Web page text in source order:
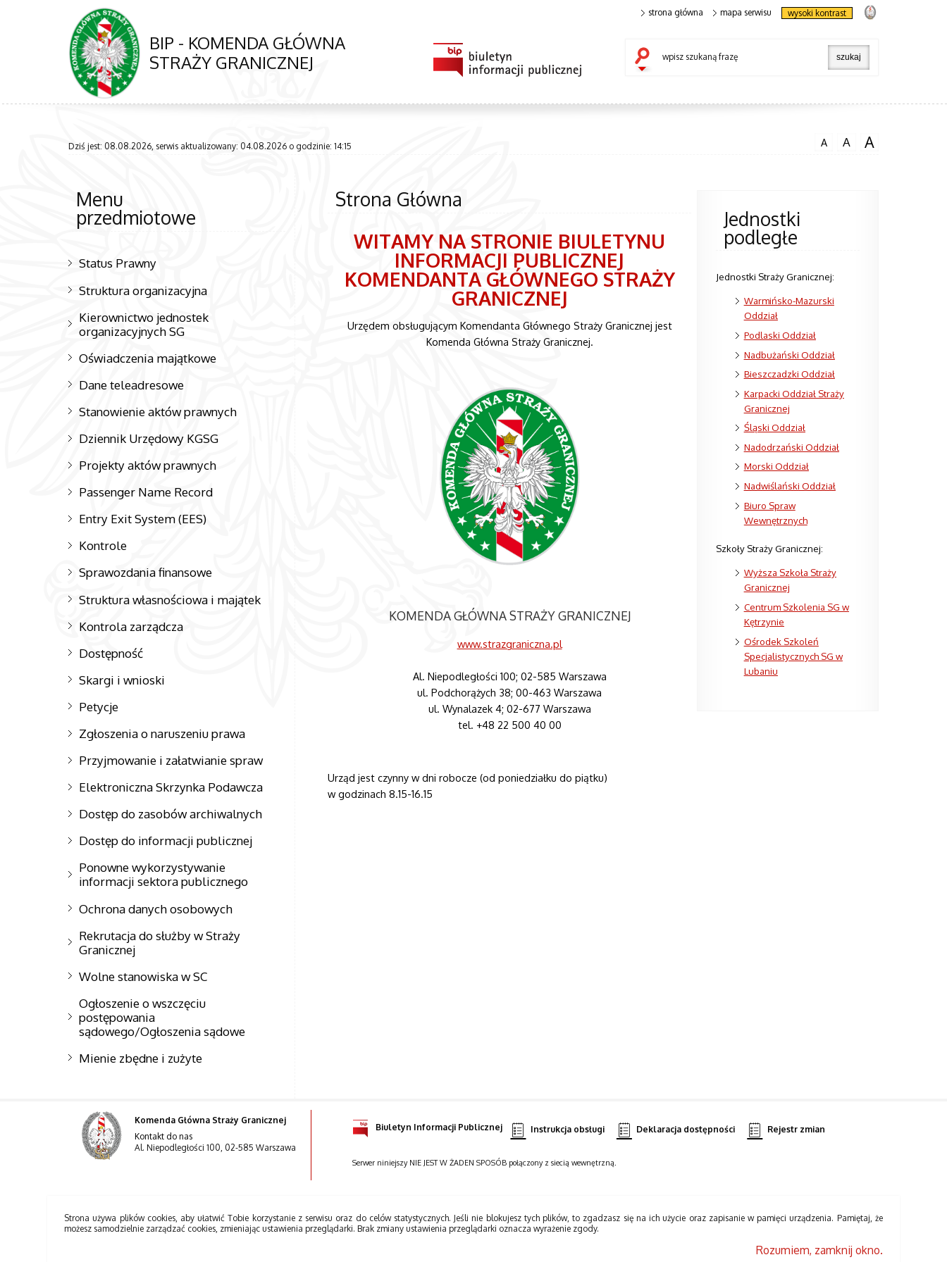
BIP - KOMENDA GŁÓWNA
STRAŻY GRANICZNEJ
strona główna mapa serwisu wysoki kontrast
wpisz szukaną frazę
Dziś jest: 08.08.2026, serwis aktualizowany: 04.08.2026 o godzinie: 14:15 A A A
Menu
przedmiotowe
Status Prawny
Struktura organizacyjna
Kierownictwo jednostek
organizacyjnych SG
Oświadczenia majątkowe
Dane teleadresowe
Stanowienie aktów prawnych
Dziennik Urzędowy KGSG
Projekty aktów prawnych
Passenger Name Record
Entry Exit System (EES)
Kontrole
Sprawozdania finansowe
Struktura własnościowa i majątek
Kontrola zarządcza
Dostępność
Skargi i wnioski
Petycje
Zgłoszenia o naruszeniu prawa
Przyjmowanie i załatwianie spraw
Elektroniczna Skrzynka Podawcza
Dostęp do zasobów archiwalnych
Dostęp do informacji publicznej
Ponowne wykorzystywanie
informacji sektora publicznego
Ochrona danych osobowych
Rekrutacja do służby w Straży
Granicznej
Wolne stanowiska w SC
Ogłoszenie o wszczęciu
postępowania
sądowego/Ogłoszenia sądowe
Mienie zbędne i zużyte
Strona Główna
WITAMY NA STRONIE BIULETYNU
INFORMACJI PUBLICZNEJ
KOMENDANTA GŁÓWNEGO STRAŻY
GRANICZNEJ
Urzędem obsługującym Komendanta Głównego Straży Granicznej jest
Komenda Główna Straży Granicznej.
KOMENDA GŁÓWNA STRAŻY GRANICZNEJ
www.strazgraniczna.pl
Al. Niepodległości 100; 02-585 Warszawa
ul. Podchorążych 38; 00-463 Warszawa
ul. Wynalazek 4; 02-677 Warszawa
tel. +48 22 500 40 00
Urząd jest czynny w dni robocze (od poniedziałku do piątku)
w godzinach 8.15-16.15
Jednostki
podległe
Jednostki Straży Granicznej:
Warmińsko-Mazurski
Oddział
Podlaski Oddział
Nadbużański Oddział
Bieszczadzki Oddział
Karpacki Oddział Straży
Granicznej
Śląski Oddział
Nadodrzański Oddział
Morski Oddział
Nadwiślański Oddział
Biuro Spraw
Wewnętrznych
Szkoły Straży Granicznej:
Wyższa Szkoła Straży
Granicznej
Centrum Szkolenia SG w
Kętrzynie
Ośrodek Szkoleń
Specjalistycznych SG w
Lubaniu
Komenda Główna Straży Granicznej
Kontakt do nas
Al. Niepodległości 100, 02-585 Warszawa
Biuletyn Informacji Publicznej Instrukcja obsługi Deklaracja dostępności Rejestr zmian
Serwer niniejszy NIE JEST W ŻADEN SPOSÓB połączony z siecią wewnętrzną.
Strona używa plików cookies, aby ułatwić Tobie korzystanie z serwisu oraz do celów statystycznych. Jeśli nie blokujesz tych plików, to zgadzasz się na ich użycie oraz zapisanie w pamięci urządzenia. Pamiętaj, że
możesz samodzielnie zarządzać cookies, zmieniając ustawienia przeglądarki. Brak zmiany ustawienia przeglądarki oznacza wyrażenie zgody.
Rozumiem, zamknij okno.